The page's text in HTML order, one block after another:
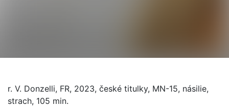
r. V. Donzelli, FR, 2023, české titulky, MN-15, násilie,
strach, 105 min.